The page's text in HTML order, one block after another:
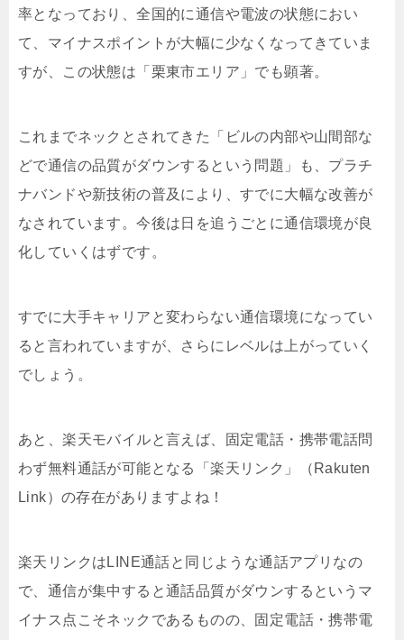
率となっており、全国的に通信や電波の状態におい
て、マイナスポイントが大幅に少なくなってきていま
すが、この状態は「栗東市エリア」でも顕著。
これまでネックとされてきた「ビルの内部や山間部な
どで通信の品質がダウンするという問題」も、プラチ
ナバンドや新技術の普及により、すでに大幅な改善が
なされています。今後は日を追うごとに通信環境が良
化していくはずです。
すでに大手キャリアと変わらない通信環境になってい
ると言われていますが、さらにレベルは上がっていく
でしょう。
あと、楽天モバイルと言えば、固定電話・携帯電話問
わず無料通話が可能となる「楽天リンク」（Rakuten
Link）の存在がありますよね！
楽天リンクはLINE通話と同じような通話アプリなの
で、通信が集中すると通話品質がダウンするというマ
イナス点こそネックであるものの、固定電話・携帯電